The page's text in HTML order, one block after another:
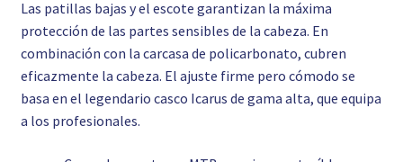
Las patillas bajas y el escote garantizan la máxima
protección de las partes sensibles de la cabeza. En
combinación con la carcasa de policarbonato, cubren
eficazmente la cabeza. El ajuste firme pero cómodo se
basa en el legendario casco Icarus de gama alta, que equipa
a los profesionales.